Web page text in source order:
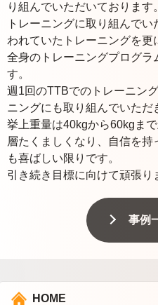
り組んでいただいておりま
トレーニングに取り組んで
われていたトレーニングを
全身のトレーニングプログラ
す。
週1回のTTBでのトレーニン
ニングにも取り組んでいた
挙上重量は40kgから60kgま
層たくましくなり、自信を
も喜ばしい限りです。
引き続き目標に向けて頑張り
事例
HOME